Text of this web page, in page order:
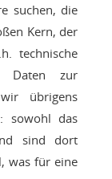
suchen, die
Kern, der
technische
Daten zur
übrigens
sowohl das
sind dort
was für eine